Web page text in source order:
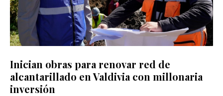
Inician obras para renovar red de
alcantarillado en Valdivia con millonaria
inversión